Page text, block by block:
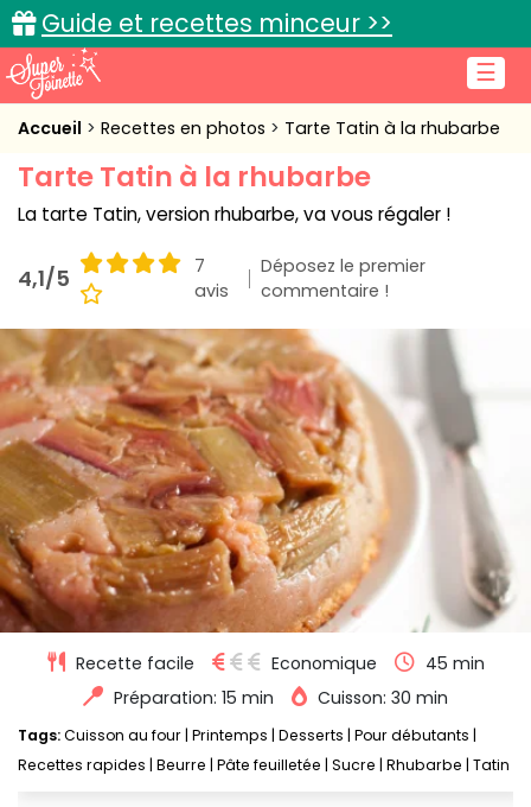
☰
Guide et recettes minceur >>
Accueil
Recettes de cuisine
Cuisine pratique
L'actu cuisine
Connexion
Accueil Recettes en photos Tarte Tatin à la rhubarbe
Tarte Tatin à la rhubarbe
La tarte Tatin, version rhubarbe, va vous régaler !
4,1/5
7
avis
Déposez le premier
commentaire !
Recette facile Economique
45 min
Préparation: 15 min
Cuisson: 30 min
Tags:Cuisson au four Printemps Desserts Pour débutants
Recettes rapides Beurre Pâte feuilletée Sucre Rhubarbe Tatin